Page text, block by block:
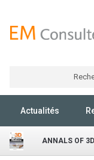
Actualités
ANNALS OF